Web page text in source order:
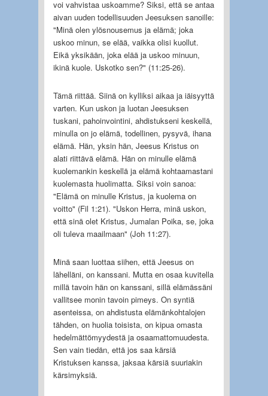
voi vahvistaa uskoamme? Siksi, että se antaa
aivan uuden todellisuuden Jeesuksen sanoille:
"Minä olen ylösnousemus ja elämä; joka
uskoo minun, se elää, vaikka olisi kuollut.
Eikä yksikään, joka elää ja uskoo minuun,
ikinä kuole. Uskotko sen?" (11:25-26).
Tämä riittää. Siinä on kylliksi aikaa ja iäisyyttä
varten. Kun uskon ja luotan Jeesuksen
tuskani, pahoinvointini, ahdistukseni keskellä,
minulla on jo elämä, todellinen, pysyvä, ihana
elämä. Hän, yksin hän, Jeesus Kristus on
alati riittävä elämä. Hän on minulle elämä
kuolemankin keskellä ja elämä kohtaamastani
kuolemasta huolimatta. Siksi voin sanoa:
"Elämä on minulle Kristus, ja kuolema on
voitto" (Fil 1:21). "Uskon Herra, minä uskon,
että sinä olet Kristus, Jumalan Poika, se, joka
oli tuleva maailmaan" (Joh 11:27).
Minä saan luottaa siihen, että Jeesus on
lähelläni, on kanssani. Mutta en osaa kuvitella
millä tavoin hän on kanssani, sillä elämässäni
vallitsee monin tavoin pimeys. On syntiä
asenteissa, on ahdistusta elämänkohtalojen
tähden, on huolia toisista, on kipua omasta
hedelmättömyydestä ja osaamattomuudesta.
Sen vain tiedän, että jos saa kärsiä
Kristuksen kanssa, jaksaa kärsiä suuriakin
kärsimyksiä.